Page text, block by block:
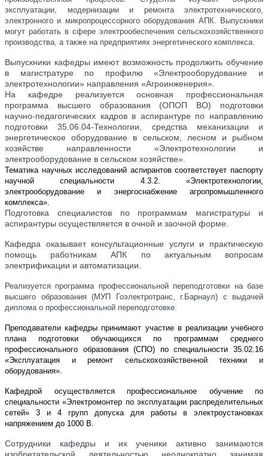
эксплуатации, модернизации и ремонта электротехнического,
электронного и микропроцессорного оборудования АПК. Выпускники
могут работать в сфере электрообеспечения сельскохозяйственного
производства, а также на предприятиях энергетического комплекса.
Выпускники кафедры имеют возможность продолжить обучение
в магистратуре по профилю «Электрооборудование и
электротехнологии» направления «Агроинженерия».
На кафедре реализуется основная профессиональная
программа высшего образования (ОПОП ВО) подготовки
научно-педагогических кадров в аспирантуре по направлению
подготовки 35.06.04-Технологии, средства механизации и
энергетическое оборудование в сельском, лесном и рыбном
хозяйстве направленности «Электротехнологии и
электрооборудование в сельском хозяйстве».
Тематика научных исследований аспирантов соответствует паспорту
научной специальности 4.3.2. «Электротехнологии,
электрооборудование и энергоснабжение агропромышленного
комплекса».
Подготовка специалистов по программам магистратуры и
аспирантуры осуществляется в очной и заочной форме.
Кафедра оказывает консультационные услуги и практическую
помощь работникам АПК по актуальным вопросам
электрификации и автоматизации.
Реализуется программа профессиональной переподготовки на базе
высшего образования (МУП Гоэлектротранс, г.Барнаул) с выдачей
диплома о профессиональной переподготовке.
Преподаватели кафедры принимают участие в реализации учебного
плана подготовки обучающихся по программам среднего
профессионального образования (СПО) по специальности 35.02.16
«Эксплуатация и ремонт сельскохозяйственной техники и
оборудования».
Кафедрой осуществляется профессиональное обучение по
специальности «Электромонтер по эксплуатации распределительных
сетей» 3 и 4 групп допуска для работы в электроустановках
напряжением до 1000 В.
Сотрудники кафедры и их ученики активно занимаются